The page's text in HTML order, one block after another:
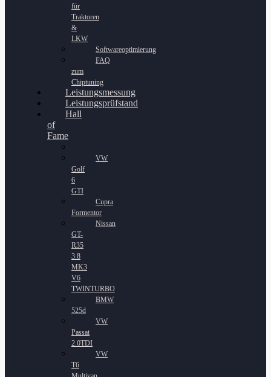
für
Traktoren
&
LKW
Softwareoptimierung
FAQ
zum
Chiptuning
Leistungsmessung
Leistungsprüfstand
Hall
of
Fame
VW
Golf
6
GTI
Cupra
Formentor
Nissan
GT-
R35
3.8
MK3
V6
TWINTURBO
BMW
525d
VW
Passat
2.0TDI
VW
T6